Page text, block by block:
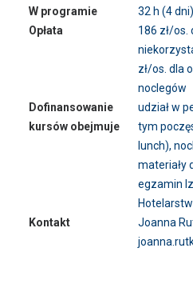
W programie
32 h (4 dni)
Opłata
186 zł/os.
zł/os. dla
noclegów
Dofinansowanie
kursów obejmuje
udział w
tym
lunch),
materiały
egzamin
Kontakt
Joanna